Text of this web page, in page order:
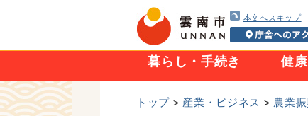
本文へスキップ
暮らし・手続き 健
トップ > 産業・ビジネス > 農業